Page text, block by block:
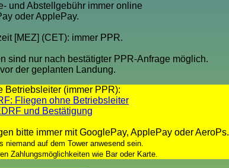
und Abstellgebühr immer online
oder ApplePay.
[MEZ] (CET): immer PPR.
sind nur nach bestätigter PPR-Anfrage möglich.
der geplanten Landung.
Betriebsleiter (immer PPR):
Fliegen ohne Betriebsleiter
und Bestätigung
bitte immer mit GooglePay, ApplePay oder AeroPs.
niemand auf dem Tower anwesend sein.
Zahlungsmöglichkeiten wie Bar oder Karte.